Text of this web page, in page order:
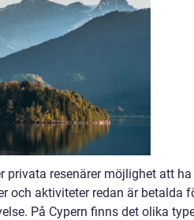
privata resenärer möjlighet att
och aktiviteter redan är betalda
På Cypern finns det olika